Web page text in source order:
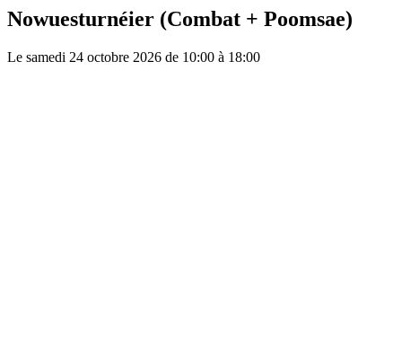
Nowuesturnéier (Combat + Poomsae)
Le samedi 24 octobre 2026 de 10:00 à 18:00